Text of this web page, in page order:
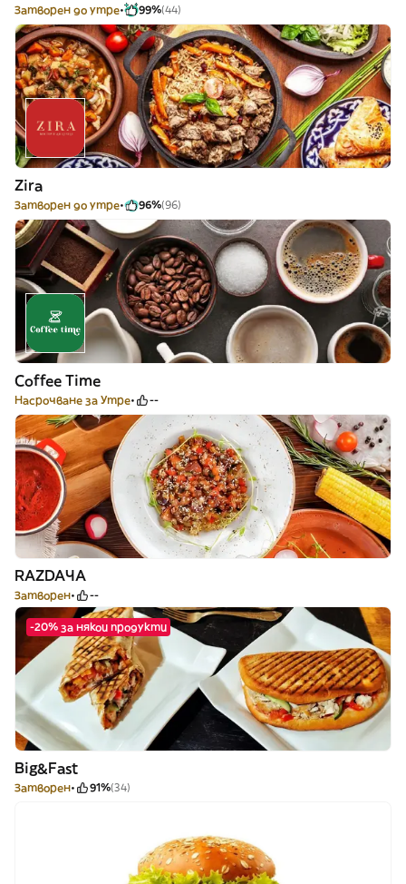
Затворен до утре 99%(44)
Zira
Затворен до утре 96%(96)
Coffee Time
Насрочване за Утре --
RAZDAЧА
Затворен --
-20% за някои продукти
Big&Fast
Затворен 91%(34)